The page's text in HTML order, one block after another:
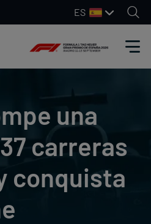
ES
una
carreras
conquista